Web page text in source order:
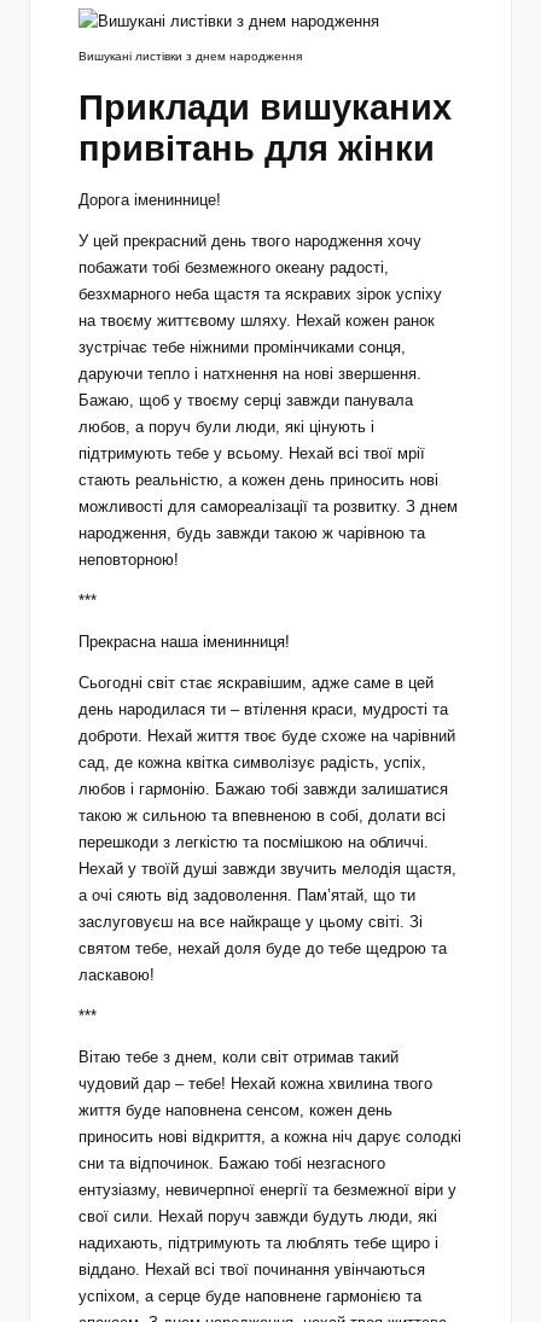
Вишукані листівки з днем народження
Приклади вишуканих
привітань для жінки
Дорога імениннице!
У цей прекрасний день твого народження хочу
побажати тобі безмежного океану радості,
безхмарного неба щастя та яскравих зірок успіху
на твоєму життєвому шляху. Нехай кожен ранок
зустрічає тебе ніжними промінчиками сонця,
даруючи тепло і натхнення на нові звершення.
Бажаю, щоб у твоєму серці завжди панувала
любов, а поруч були люди, які цінують і
підтримують тебе у всьому. Нехай всі твої мрії
стають реальністю, а кожен день приносить нові
можливості для самореалізації та розвитку. З днем
народження, будь завжди такою ж чарівною та
неповторною!
***
Прекрасна наша іменинниця!
Сьогодні світ стає яскравішим, адже саме в цей
день народилася ти – втілення краси, мудрості та
доброти. Нехай життя твоє буде схоже на чарівний
сад, де кожна квітка символізує радість, успіх,
любов і гармонію. Бажаю тобі завжди залишатися
такою ж сильною та впевненою в собі, долати всі
перешкоди з легкістю та посмішкою на обличчі.
Нехай у твоїй душі завжди звучить мелодія щастя,
а очі сяють від задоволення. Пам’ятай, що ти
заслуговуєш на все найкраще у цьому світі. Зі
святом тебе, нехай доля буде до тебе щедрою та
ласкавою!
***
Вітаю тебе з днем, коли світ отримав такий
чудовий дар – тебе! Нехай кожна хвилина твого
життя буде наповнена сенсом, кожен день
приносить нові відкриття, а кожна ніч дарує солодкі
сни та відпочинок. Бажаю тобі незгасного
ентузіазму, невичерпної енергії та безмежної віри у
свої сили. Нехай поруч завжди будуть люди, які
надихають, підтримують та люблять тебе щиро і
віддано. Нехай всі твої починання увінчаються
успіхом, а серце буде наповнене гармонією та